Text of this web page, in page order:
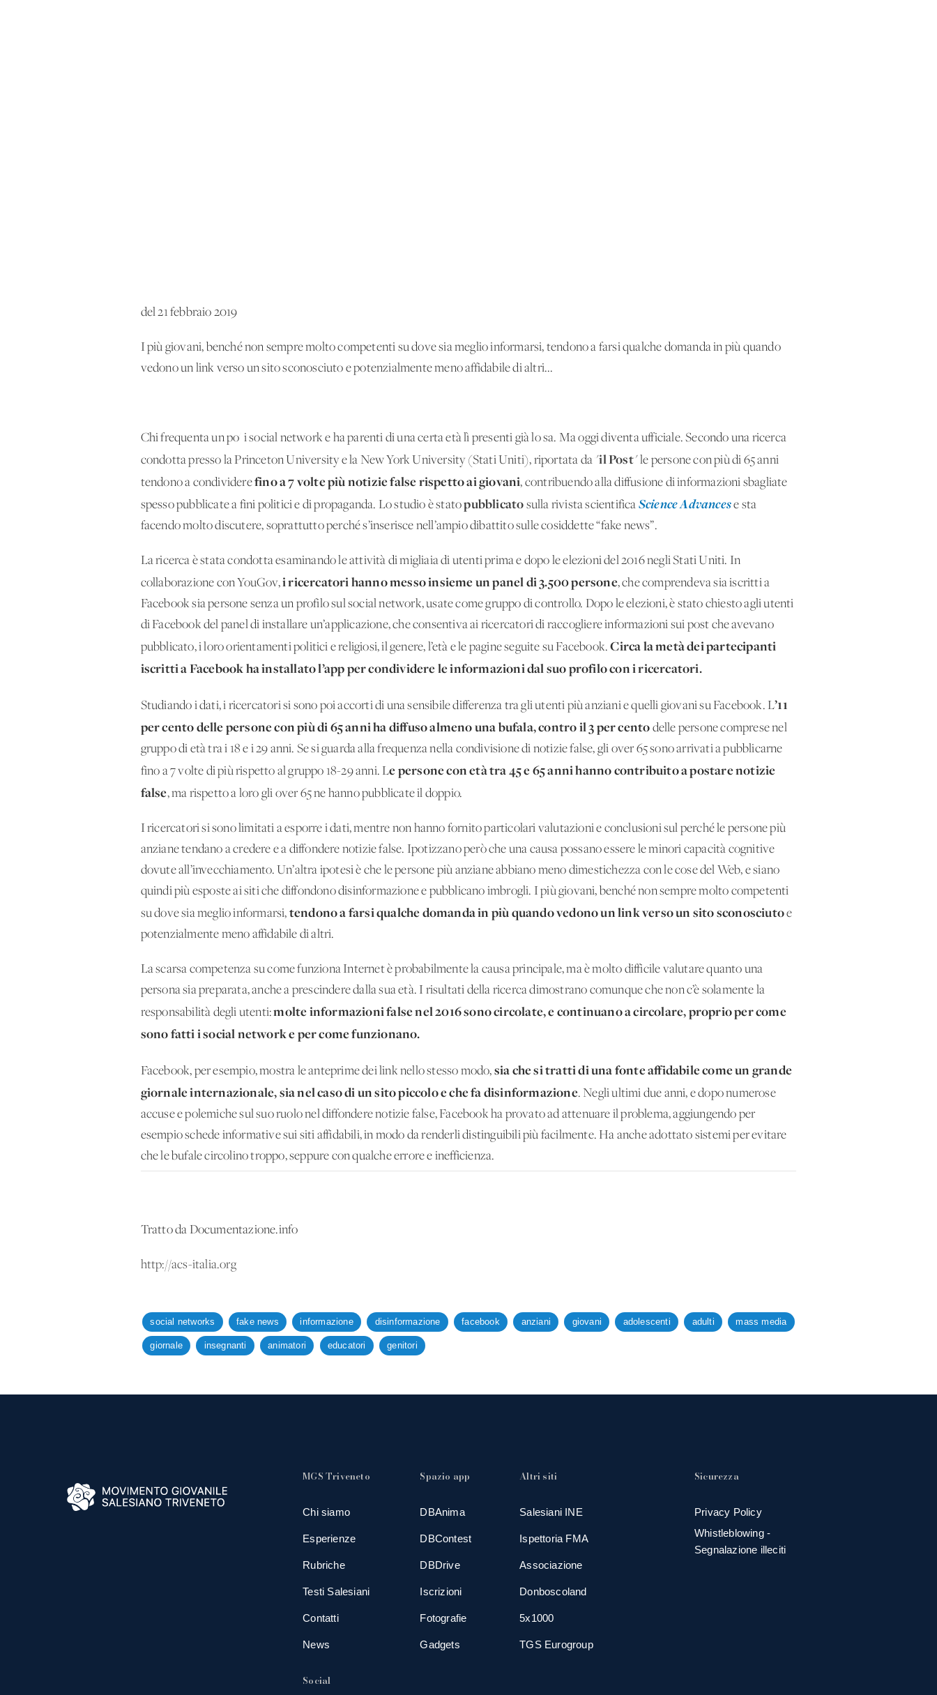
del 21 febbraio 2019
I più giovani, benché non sempre molto competenti su dove sia meglio informarsi, tendono a farsi qualche domanda in più quando
vedono un link verso un sito sconosciuto e potenzialmente meno affidabile di altri...
Chi frequenta un po' i social network e ha parenti di una certa età lì presenti già lo sa. Ma oggi diventa ufficiale. Secondo una ricerca
condotta presso la Princeton University e la New York University (Stati Uniti), riportata da "il Post" le persone con più di 65 anni
tendono a condividerefino a 7 volte più notizie false rispetto ai giovani, contribuendo alla diffusione di informazioni sbagliate
spesso pubblicate a fini politici e di propaganda. Lo studio è statopubblicato sulla rivista scientifica Science Advancese sta
facendo molto discutere, soprattutto perché s’inserisce nell’ampio dibattito sulle cosiddette “fake news”.
La ricerca è stata condotta esaminando le attività di migliaia di utenti prima e dopo le elezioni del 2016 negli Stati Uniti. In
collaborazione con YouGov,i ricercatori hanno messo insieme un panel di 3.500 persone, che comprendeva sia iscritti a
Facebook sia persone senza un profilo sul social network, usate come gruppo di controllo. Dopo le elezioni, è stato chiesto agli utenti
di Facebook del panel di installare un’applicazione, che consentiva ai ricercatori di raccogliere informazioni sui post che avevano
pubblicato, i loro orientamenti politici e religiosi, il genere, l’età e le pagine seguite su Facebook. Circa la metà dei partecipanti
iscritti a Facebook ha installato l’app per condividere le informazioni dal suo profilo con i ricercatori.
Studiando i dati, i ricercatori si sono poi accorti di una sensibile differenza tra gli utenti più anziani e quelli giovani su Facebook. L’11
per cento delle persone con più di 65 anni ha diffuso almeno una bufala, contro il 3 per cento delle persone comprese nel
gruppo di età tra i 18 e i 29 anni. Se si guarda alla frequenza nella condivisione di notizie false, gli over 65 sono arrivati a pubblicarne
fino a 7 volte di più rispetto al gruppo 18-29 anni. Le persone con età tra 45 e 65 anni hanno contribuito a postare notizie
false, ma rispetto a loro gli over 65 ne hanno pubblicate il doppio.
I ricercatori si sono limitati a esporre i dati, mentre non hanno fornito particolari valutazioni e conclusioni sul perché le persone più
anziane tendano a credere e a diffondere notizie false. Ipotizzano però che una causa possano essere le minori capacità cognitive
dovute all’invecchiamento. Un’altra ipotesi è che le persone più anziane abbiano meno dimestichezza con le cose del Web, e siano
quindi più esposte ai siti che diffondono disinformazione e pubblicano imbrogli. I più giovani, benché non sempre molto competenti
su dove sia meglio informarsi, tendono a farsi qualche domanda in più quando vedono un link verso un sito sconosciutoe
potenzialmente meno affidabile di altri.
La scarsa competenza su come funziona Internet è probabilmente la causa principale, ma è molto difficile valutare quanto una
persona sia preparata, anche a prescindere dalla sua età. I risultati della ricerca dimostrano comunque che non c’è solamente la
responsabilità degli utenti:molte informazioni false nel 2016 sono circolate, e continuano a circolare, proprio per come
sono fatti i social network e per come funzionano.
Facebook, per esempio, mostra le anteprime dei link nello stesso modo, sia che si tratti di una fonte affidabile come un grande
giornale internazionale, sia nel caso di un sito piccolo e che fa disinformazione. Negli ultimi due anni, e dopo numerose
accuse e polemiche sul suo ruolo nel diffondere notizie false, Facebook ha provato ad attenuare il problema, aggiungendo per
esempio schede informative sui siti affidabili, in modo da renderli distinguibili più facilmente. Ha anche adottato sistemi per evitare
che le bufale circolino troppo, seppure con qualche errore e inefficienza.
Tratto da Documentazione.info
http://acs-italia.org
social networks fake news informazione disinformazione facebook anziani giovani adolescenti adulti mass media
giornale insegnanti animatori educatori genitori
MGS Triveneto
Chi siamo
Esperienze
Rubriche
Testi Salesiani
Contatti
News
Social
Spazio app
DBAnima
DBContest
DBDrive
Iscrizioni
Fotografie
Gadgets
Altri siti
Salesiani INE
Ispettoria FMA
Associazione
Donboscoland
5x1000
TGS Eurogroup
Sicurezza
Privacy Policy
Whistleblowing -
Segnalazione illeciti